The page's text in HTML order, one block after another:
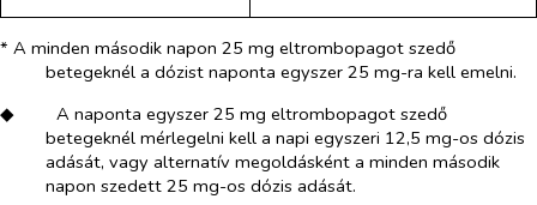
* A minden második napon 25 mg eltrombopagot szedő
betegeknél a dózist naponta egyszer 25 mg-ra kell emelni.
◆​
A naponta egyszer 25 mg eltrombopagot szedő
betegeknél mérlegelni kell a napi egyszeri 12,5 mg-os dózis
adását, vagy alternatív megoldásként a minden második
napon szedett 25 mg-os dózis adását.